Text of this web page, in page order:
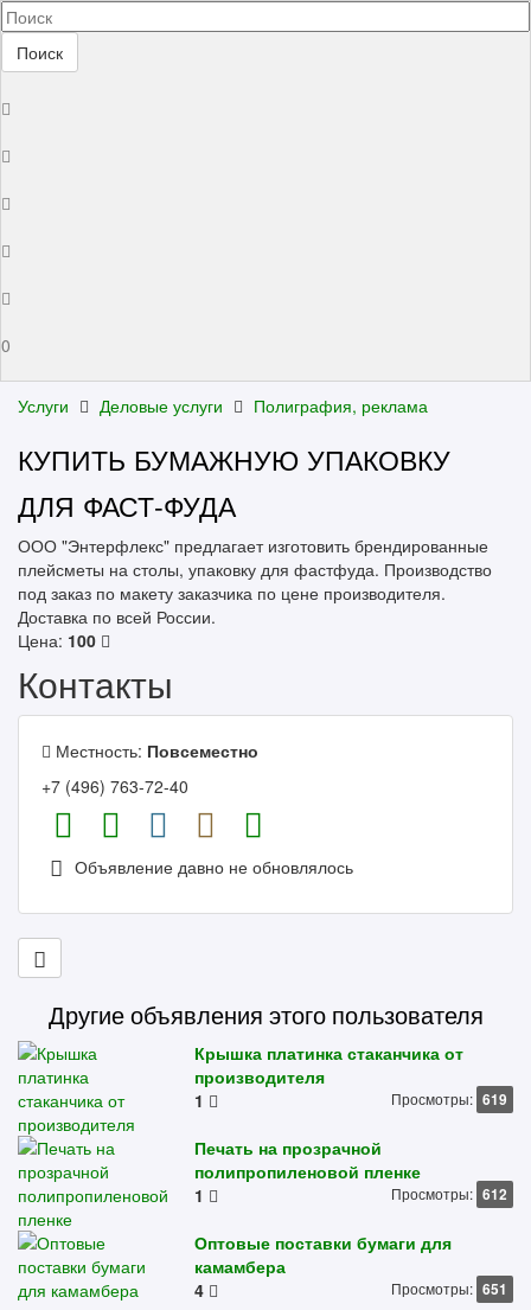
Поиск
0
Услуги Деловые услуги Полиграфия, реклама
КУПИТЬ БУМАЖНУЮ УПАКОВКУ
ДЛЯ ФАСТ-ФУДА
ООО "Энтерфлекс" предлагает изготовить брендированные
плейсметы на столы, упаковку для фастфуда. Производство
под заказ по макету заказчика по цене производителя.
Доставка по всей России.
Цена: 100
Контакты
Местность: Повсеместно
+7 (496) 763-72-40
Объявление давно не обновлялось
Другие объявления этого пользователя
Крышка платинка стаканчика от
производителя
1
Просмотры: 619
Печать на прозрачной
полипропиленовой пленке
1
Просмотры: 612
Оптовые поставки бумаги для
камамбера
4
Просмотры: 651